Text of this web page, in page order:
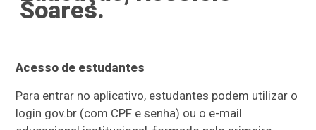
Soares.
Acesso de estudantes
Para entrar no aplicativo, estudantes podem utilizar o
login gov.br (com CPF e senha) ou o e-mail